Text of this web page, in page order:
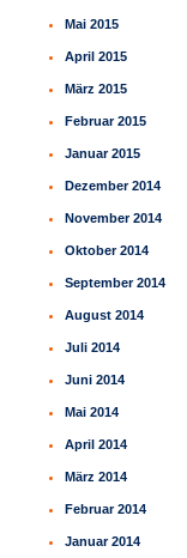
Mai 2015
April 2015
März 2015
Februar 2015
Januar 2015
Dezember 2014
November 2014
Oktober 2014
September 2014
August 2014
Juli 2014
Juni 2014
Mai 2014
April 2014
März 2014
Februar 2014
Januar 2014